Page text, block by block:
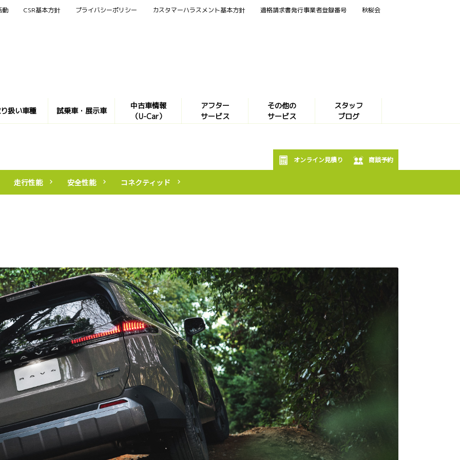
扱い車種 試乗車・展示車
中古車情報
（U-Car）
アフター
サービス
その他の
サービス
スタッフ
ブログ
動 CSR基本方針 プライバシーポリシー カスタマーハラスメント基本方針 適格請求書発行事業者登録番号 秋桜会
オンライン見積り 商談予約
走行性能 安全性能 コネクティッド